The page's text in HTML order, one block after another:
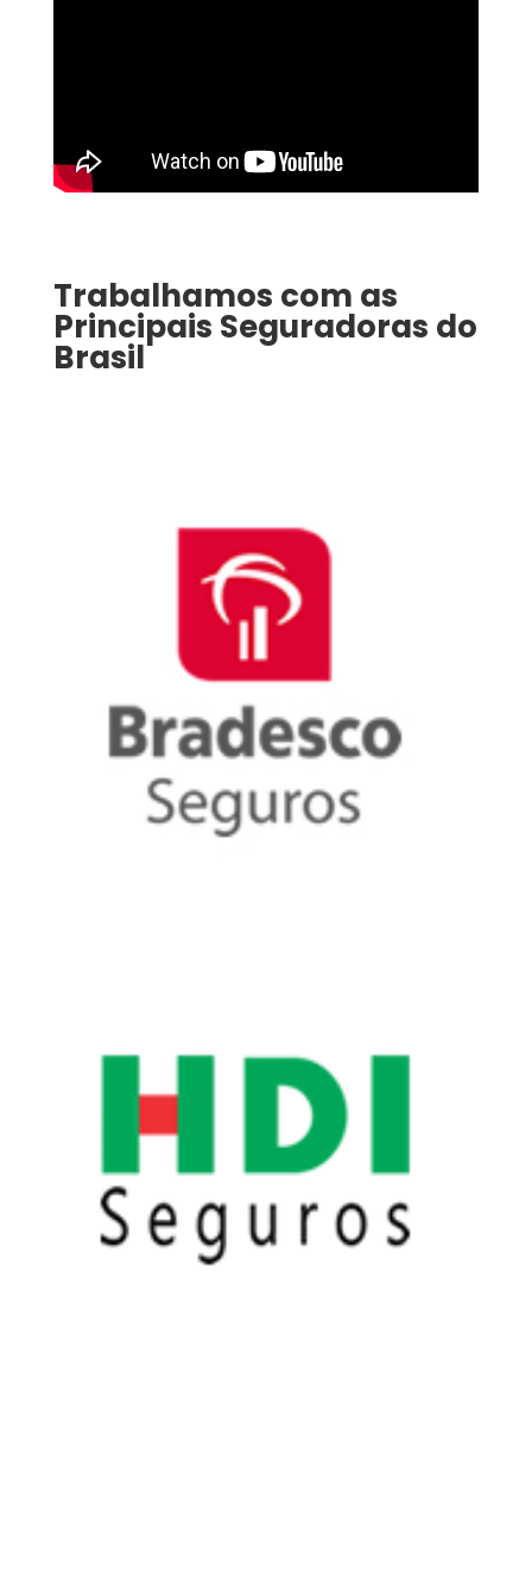
Trabalhamos com as
Principais Seguradoras do
Brasil